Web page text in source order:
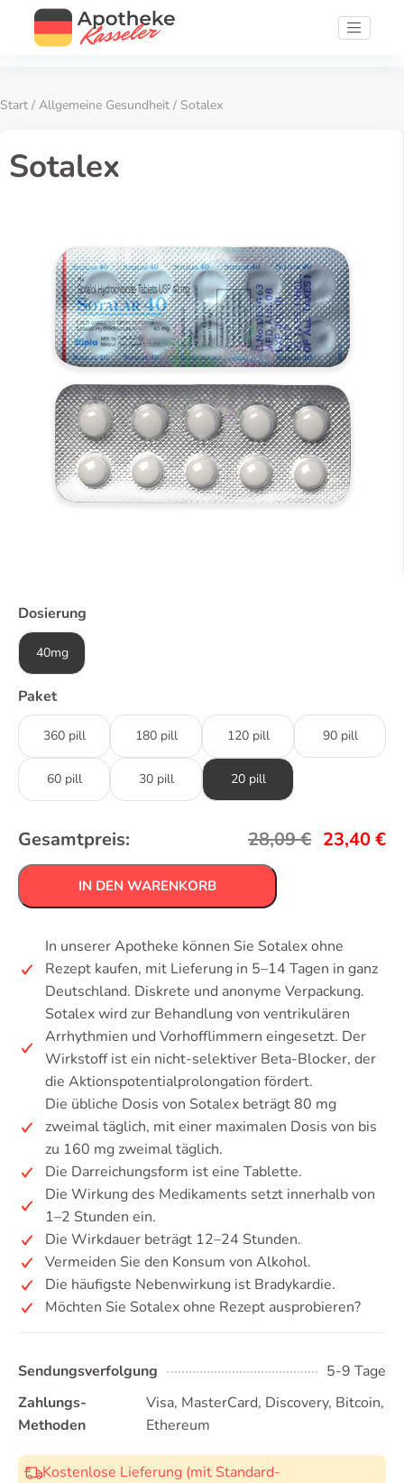
Start / Allgemeine Gesundheit / Sotalex
Sotalex
Dosierung
40mg
Paket
360 pill 180 pill 120 pill 90 pill
60 pill 30 pill 20 pill
Gesamtpreis: 28,09€ 23,40€
IN DEN WARENKORB
In unserer Apotheke können Sie Sotalex ohne
Rezept kaufen, mit Lieferung in 5–14 Tagen in ganz
Deutschland. Diskrete und anonyme Verpackung.
Sotalex wird zur Behandlung von ventrikulären
Arrhythmien und Vorhofflimmern eingesetzt. Der
Wirkstoff ist ein nicht-selektiver Beta-Blocker, der
die Aktionspotentialprolongation fördert.
Die übliche Dosis von Sotalex beträgt 80 mg
zweimal täglich, mit einer maximalen Dosis von bis
zu 160 mg zweimal täglich.
Die Darreichungsform ist eine Tablette.
Die Wirkung des Medikaments setzt innerhalb von
1–2 Stunden ein.
Die Wirkdauer beträgt 12–24 Stunden.
Vermeiden Sie den Konsum von Alkohol.
Die häufigste Nebenwirkung ist Bradykardie.
Möchten Sie Sotalex ohne Rezept ausprobieren?
Sendungsverfolgung
5-9 Tage
Zahlungs-
Methoden
Visa, MasterCard, Discovery, Bitcoin,
Ethereum
Kostenlose Lieferung (mit Standard-